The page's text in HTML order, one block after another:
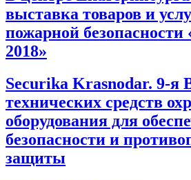
выставка товаров и
пожарной безопасности
2018»
Securika Krasnodar. 9-я
технических средств
оборудования для
безопасности и
защиты